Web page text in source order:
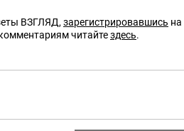
ВЗГЛЯД, зарегистрировавшись на
читайтездесь.